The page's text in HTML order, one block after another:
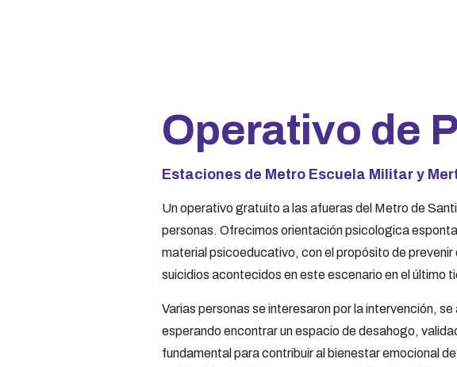
Operativo de
Estaciones de Metro Escuela Militar y
Un operativo gratuito a las afueras del Metro de
personas. Ofrecimos orientación psicologica
material psicoeducativo, con el propósito de
suicidios acontecidos en este escenario en el último
Varias personas se interesaron por la intervención,
esperando encontrar un espacio de desahogo,
fundamental para contribuir al bienestar emocional